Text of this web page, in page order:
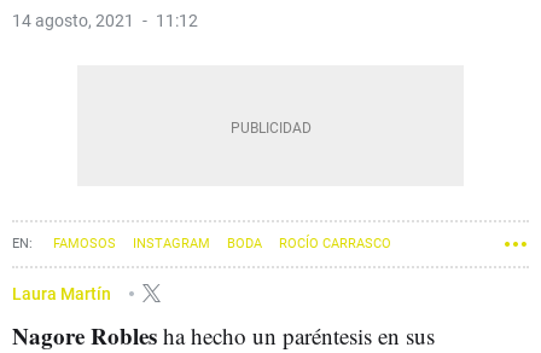
14 agosto, 2021 11:12
FAMOSOS INSTAGRAM BODA ROCÍO CARRASCO
NAGORE ROBLES
Laura Martín
Nagore Robles ha hecho un paréntesis en sus